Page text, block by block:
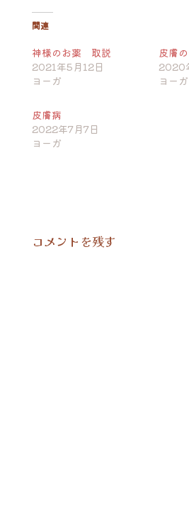
関連
神様のお薬 取説
2021年5月12日
ヨーガ
皮膚
2020
ヨーガ
皮膚病
2022年7月7日
ヨーガ
コメントを残す